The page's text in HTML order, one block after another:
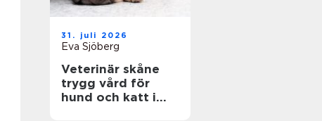
31. juli 2026
Eva Sjöberg
Veterinär skåne
trygg vård för
hund och katt i